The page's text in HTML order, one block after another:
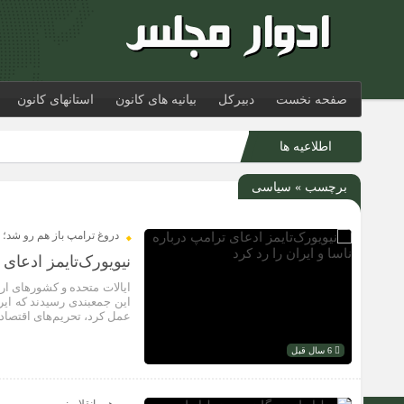
صفحه نخست دبیرکل بیانیه های کانون استانهای کانون
اطلاعیه ها
برچسب » سیاسی
دروغ ترامپ باز هم رو شد؛
نیویورک‌تایمز
ایالات متحده و کشورهای
این جمعبندی رسیدند که
عمل کرد، تحریم‌های اقتصادی علیه